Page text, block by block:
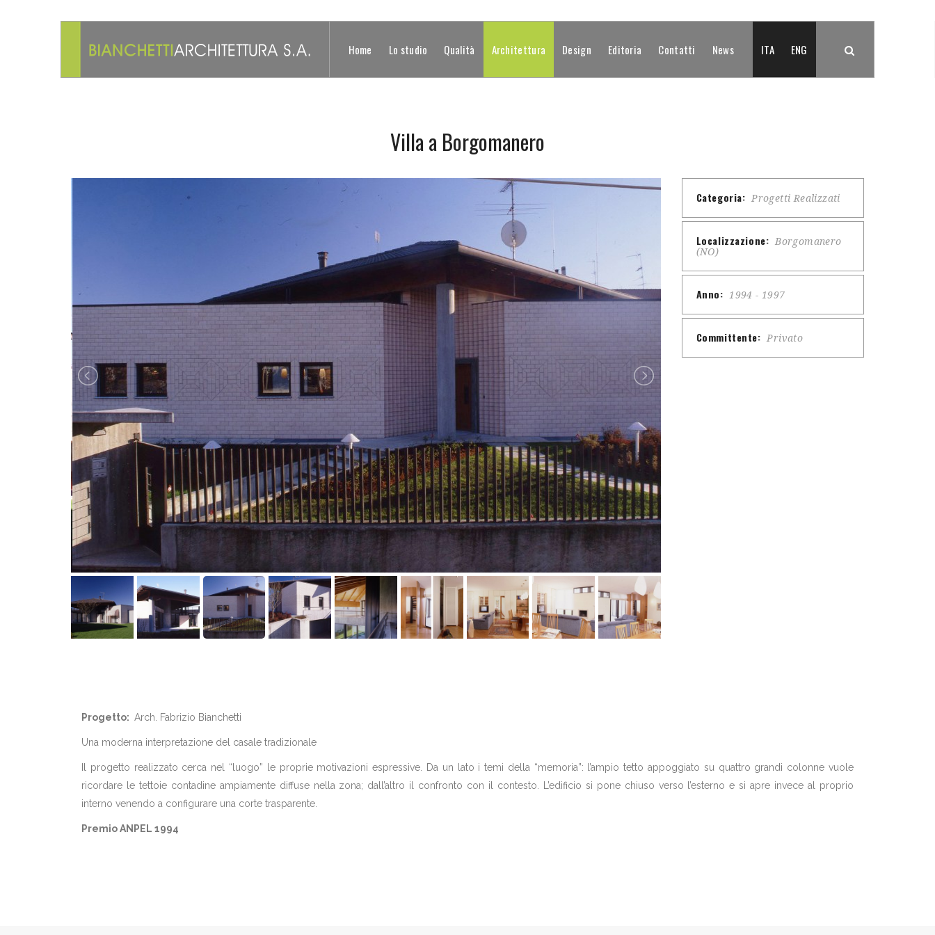
Home Lo studio Qualità Architettura Design Editoria Contatti News ITA ENG
Villa a Borgomanero
Categoria: Progetti Realizzati
Localizzazione:
Borgomanero
(NO)
Anno: 1994 - 1997
Committente: Privato
Progetto: Arch. Fabrizio Bianchetti
Una moderna interpretazione del casale tradizionale
Il progetto realizzato cerca nel “luogo” le proprie motivazioni espressive. Da un lato i temi della “memoria”: l’ampio tetto appoggiato su quattro grandi colonne vuole
ricordare le tettoie contadine ampiamente diffuse nella zona; dall’altro il confronto con il contesto. L’edificio si pone chiuso verso l’esterno e si apre invece al proprio
interno venendo a configurare una corte trasparente.
Premio ANPEL 1994